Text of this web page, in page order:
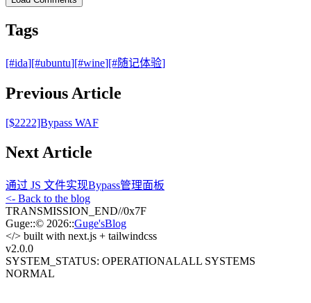
Tags
[#ida][#ubuntu][#wine][#随记体验]
Previous Article
[$2222]Bypass WAF
Next Article
通过 JS 文件实现Bypass管理面板
<- Back to the blog
TRANSMISSION_END//0x7F
Guge::© 2026::Guge'sBlog
</> built with next.js + tailwindcss
v2.0.0
SYSTEM_STATUS: OPERATIONALALL SYSTEMS
NORMAL